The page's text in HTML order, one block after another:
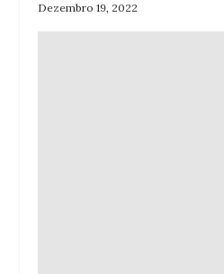
Dezembro 19, 2022